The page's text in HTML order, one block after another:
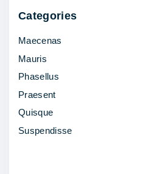
Categories
Maecenas
Mauris
Phasellus
Praesent
Quisque
Suspendisse